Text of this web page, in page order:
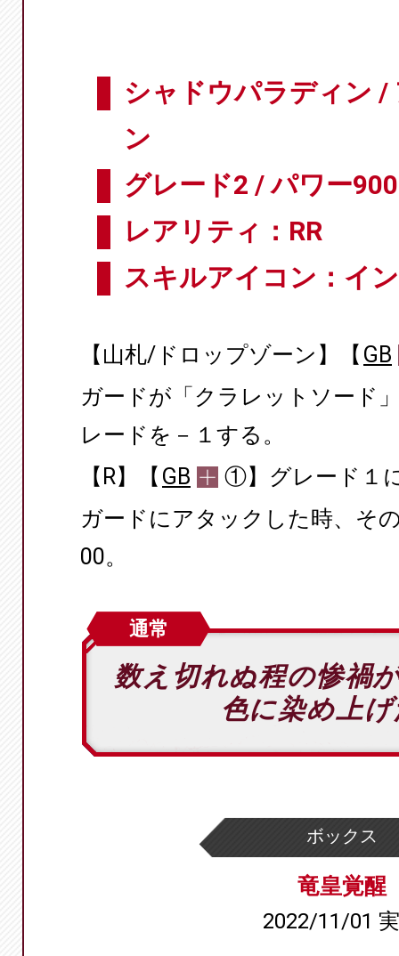
シャドウパラディン /
ン
グレード2 / パワー
レアリティ：RR
スキルアイコン：イ
【山札/ドロップゾーン】【 GB
ガードが「クラレットソード
レードを－１する。
【R】【 GB
①】グレード１
ガードにアタックした時、そ
00。
通常
数え切れぬ程の惨禍
色に染め上
ボックス
竜皇覚醒
2022/11/01